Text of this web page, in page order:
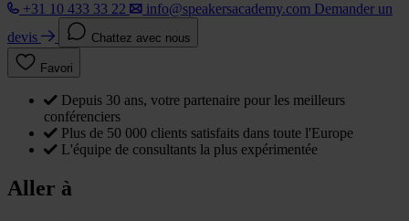
+31 10 433 33 22
info@speakersacademy.com Demander un
devis
Chattez avec nous
Favori
Depuis 30 ans, votre partenaire pour les meilleurs
conférenciers
Plus de 50 000 clients satisfaits dans toute l'Europe
L'équipe de consultants la plus expérimentée
Aller à